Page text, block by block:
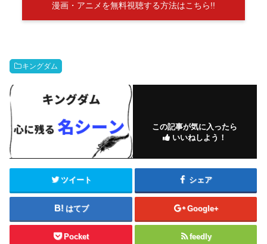
漫画・アニメを無料視聴する方法はこちら!!
キングダム
この記事が気に入ったら
いいねしよう！
ツイート シェア
はてブ Google+
Pocket feedly